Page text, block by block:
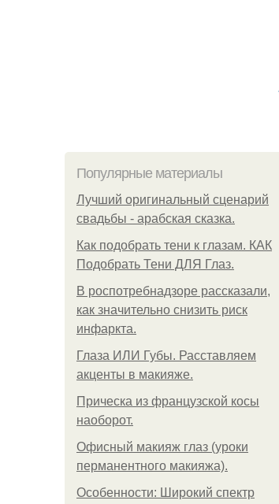
Популярные материалы
Лучший оригинальный сценарий
свадьбы - арабская сказка.
Как подобрать тени к глазам. КАК
Подобрать Тени ДЛЯ Глаз.
В роспотребнадзоре рассказали,
как значительно снизить риск
инфаркта.
Глаза ИЛИ Губы. Расставляем
акценты в макияже.
Прическа из французской косы
наоборот.
Офисный макияж глаз (уроки
перманентного макияжа).
Особенности: Широкий спектр